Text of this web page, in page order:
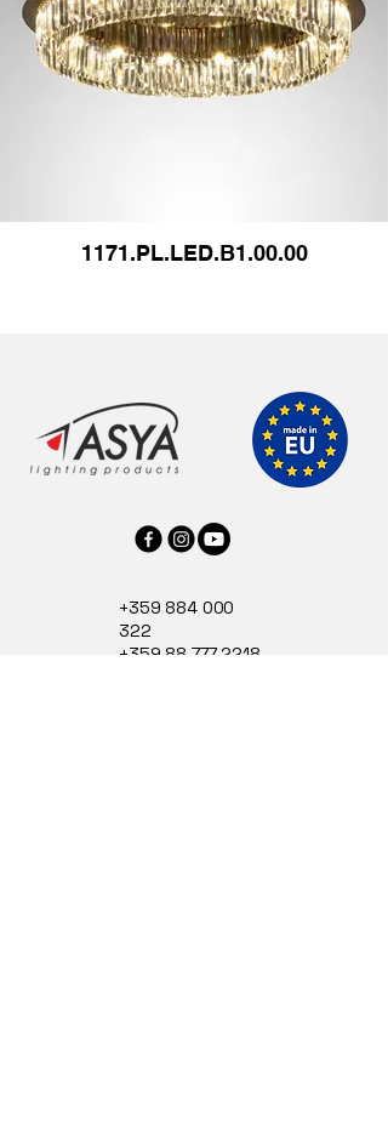
1171.PL.LED.В1.00.00
+359 884 000
322
+359 88 777 2218